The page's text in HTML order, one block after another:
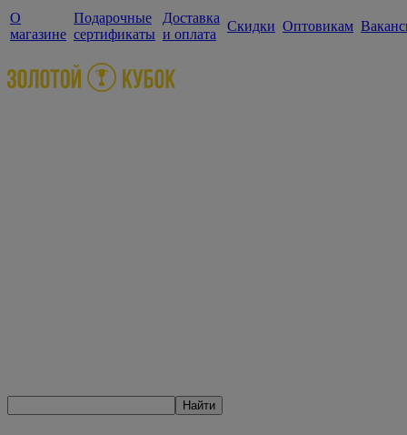
О
магазине
Подарочные
сертификаты
Доставка
и оплата
Скидки Оптовикам
Найти